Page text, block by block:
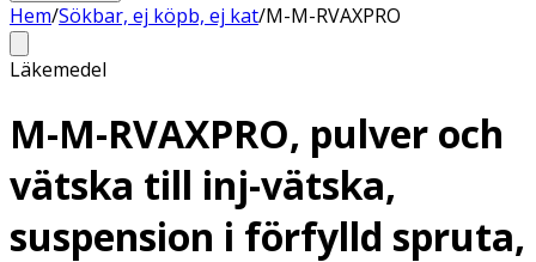
Hem/Sökbar, ej köpb, ej kat/M-M-RVAXPRO
Läkemedel
M-M-RVAXPRO, pulver och
vätska till inj-vätska,
suspension i förfylld spruta,